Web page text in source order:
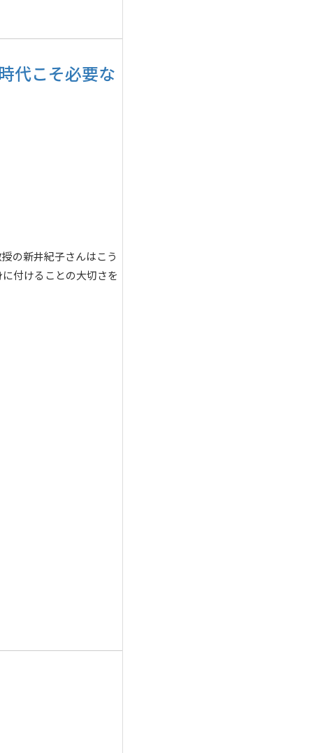
代こそ必要な
の新井紀子さんはこう
に付けることの大切さを